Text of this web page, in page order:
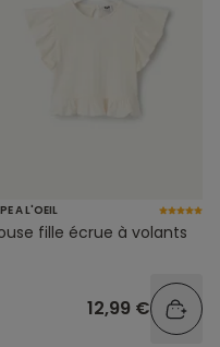
A L'OEIL
fille écrue à volants
12,99 €